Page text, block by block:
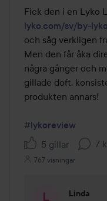
lyko.com/sv/by-
och såg verkligen
Men den får åka
några gånger och
gillade doft,
produkten annars!
#lykoreview
5 gillar
7
767 visningar
Linda